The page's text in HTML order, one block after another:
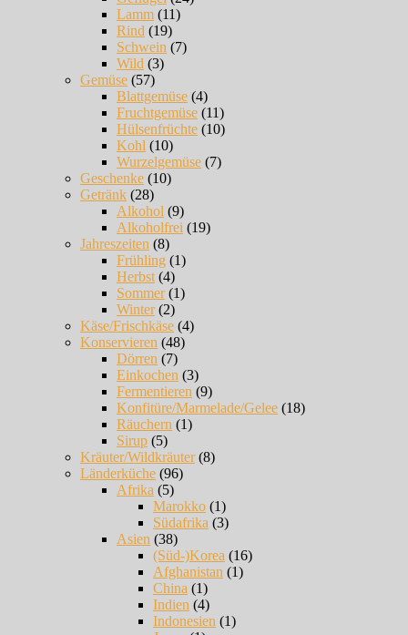
Lamm (11)
Rind (19)
Schwein (7)
Wild (3)
Gemüse (57)
Blattgemüse (4)
Fruchtgemüse (11)
Hülsenfrüchte (10)
Kohl (10)
Wurzelgemüse (7)
Geschenke (10)
Getränk (28)
Alkohol (9)
Alkoholfrei (19)
Jahreszeiten (8)
Frühling (1)
Herbst (4)
Sommer(1)
Winter(2)
Käse/Frischkäse (4)
Konservieren (48)
Dörren (7)
Einkochen (3)
Fermentieren (9)
Konfitüre/Marmelade/Gelee (18)
Räuchern (1)
Sirup (5)
Kräuter/Wildkräuter(8)
Länderküche (96)
Afrika (5)
Marokko (1)
Südafrika (3)
Asien (38)
(Süd-)Korea (16)
Afghanistan (1)
China (1)
Indien (4)
Indonesien (1)